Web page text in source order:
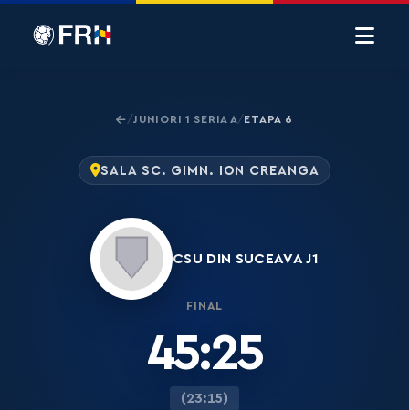
/JUNIORI 1 SERIA A/ETAPA 6
SALA SC. GIMN. ION CREANGA
CSU DIN SUCEAVA J1
FINAL
45:25
(23:15)